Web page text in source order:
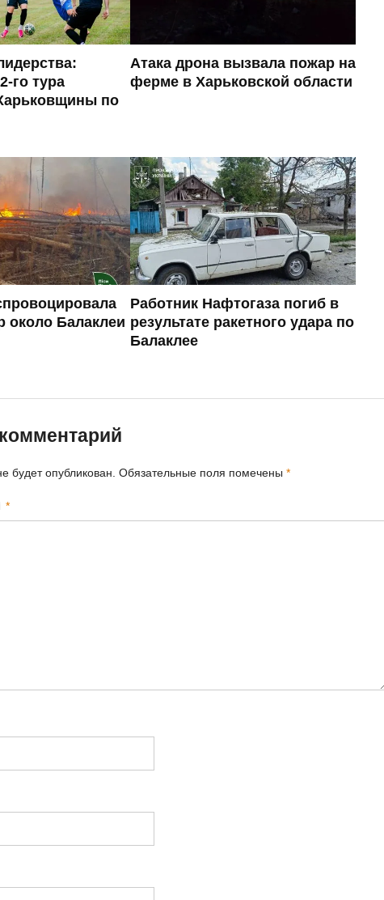
го тура
по
Атака дрона вызвала пожар на
ферме в Харьковской области
около Балаклеи
Работник Нафтогаза погиб в
результате ракетного удара по
Балаклее
будет опубликован. Обязательные поля помечены *
*